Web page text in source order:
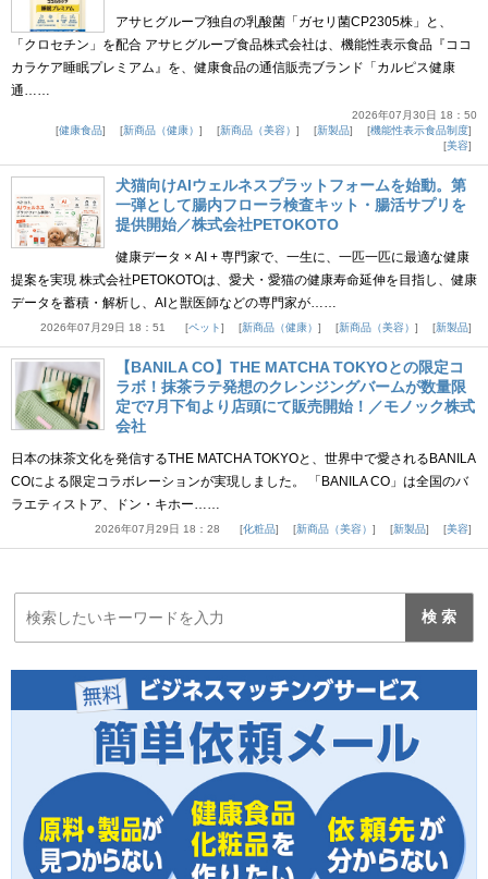
アサヒグループ独自の乳酸菌「ガセリ菌CP2305株」と、
「クロセチン」を配合 アサヒグループ食品株式会社は、機能性表示食品『ココ
カラケア睡眠プレミアム』を、健康食品の通信販売ブランド「カルピス健康
通……
2026年07月30日 18：50
健康食品
新商品（健康） 新商品（美容） 新製品
機能性表示食品制度
美容
犬猫向けAIウェルネスプラットフォームを始動。第
一弾として腸内フローラ検査キット・腸活サプリを
提供開始／株式会社PETOKOTO
健康データ × AI + 専門家で、一生に、一匹一匹に最適な健康
提案を実現 株式会社PETOKOTOは、愛犬・愛猫の健康寿命延伸を目指し、健康
データを蓄積・解析し、AIと獣医師などの専門家が……
2026年07月29日 18：51 ペット 新商品（健康） 新商品（美容） 新製品
【BANILA CO】THE MATCHA TOKYOとの限定コ
ラボ！抹茶ラテ発想のクレンジングバームが数量限
定で7月下旬より店頭にて販売開始！／モノック株式
会社
日本の抹茶文化を発信するTHE MATCHA TOKYOと、世界中で愛されるBANILA
COによる限定コラボレーションが実現しました。 「BANILA CO」は全国のバ
ラエティストア、ドン・キホー……
2026年07月29日 18：28 化粧品 新商品（美容） 新製品 美容